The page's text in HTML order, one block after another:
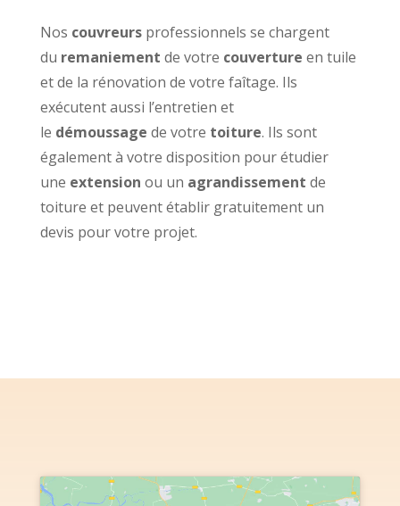
Nos couvreurs professionnels se chargent
du remaniement de votre couverture en tuile
et de la rénovation de votre faîtage. Ils
exécutent aussi l’entretien et
le démoussage de votre toiture. Ils sont
également à votre disposition pour étudier
une extension ou un agrandissement de
toiture et peuvent établir gratuitement un
devis pour votre projet.